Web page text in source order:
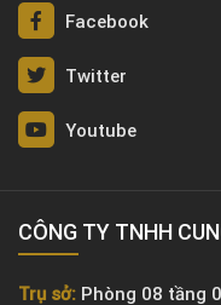
Facebook
Twitter
Youtube
CÔNG TY TNHH
Trụ sở: Phòng 08 tầng